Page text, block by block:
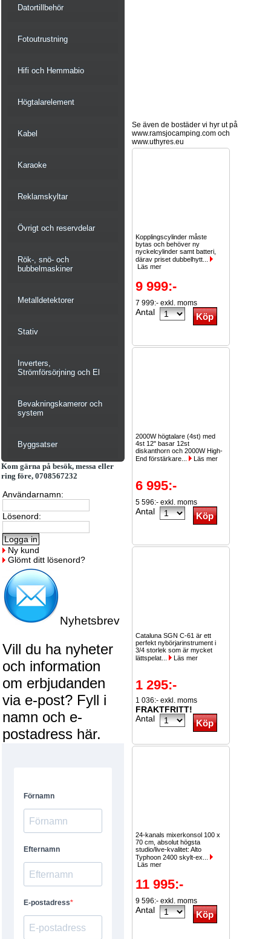
Datortillbehör
Fotoutrustning
Hifi och Hemmabio
Högtalarelement
Kabel
Karaoke
Reklamskyltar
Övrigt och reservdelar
Rök-, snö- och
bubbelmaskiner
Metalldetektorer
Stativ
Inverters,
Strömförsörjning och El
Bevakningskameror och
system
Byggsatser
Kom gärna på besök, messa eller
ring före, 0708567232
Användarnamn:
Lösenord:
Ny kund
Glömt ditt lösenord?
Nyhetsbrev
Vill du ha nyheter
och information
om erbjudanden
via e-post? Fyll i
namn och e-
postadress här.
Se även de bostäder vi hyr ut på
www.ramsjocamping.com och
www.uthyres.eu
Kopplingscylinder måste
bytas och behöver ny
nyckelcylinder samt batteri,
därav priset dubbelhytt...
Läs mer
9 999:-
7 999:- exkl. moms
Antal
2000W högtalare (4st) med
4st 12" basar 12st
diskanthorn och 2000W High-
End förstärkare...
Läs mer
6 995:-
5 596:- exkl. moms
Antal
Cataluna SGN C-61 är ett
perfekt nybörjarinstrument i
3/4 storlek som är mycket
lättspelat...
Läs mer
1 295:-
1 036:- exkl. moms
FRAKTFRITT!
Antal
24-kanals mixerkonsol 100 x
70 cm, absolut högsta
studio/live-kvalitet: Alto
Typhoon 2400 skylt-ex...
Läs mer
11 995:-
9 596:- exkl. moms
Antal